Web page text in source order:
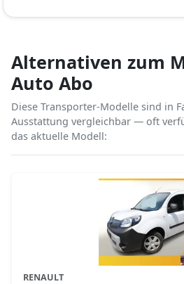
Alternativen zum
Auto Abo
Diese Transporter-Modelle sind in
Ausstattung vergleichbar — oft
das aktuelle Modell:
RENAULT